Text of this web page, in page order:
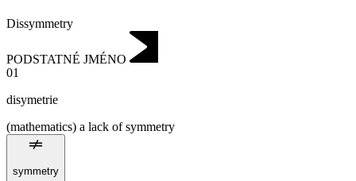
Dissymmetry
PODSTATNÉ JMÉNO
01
disymetrie
(mathematics) a lack of symmetry
symmetry